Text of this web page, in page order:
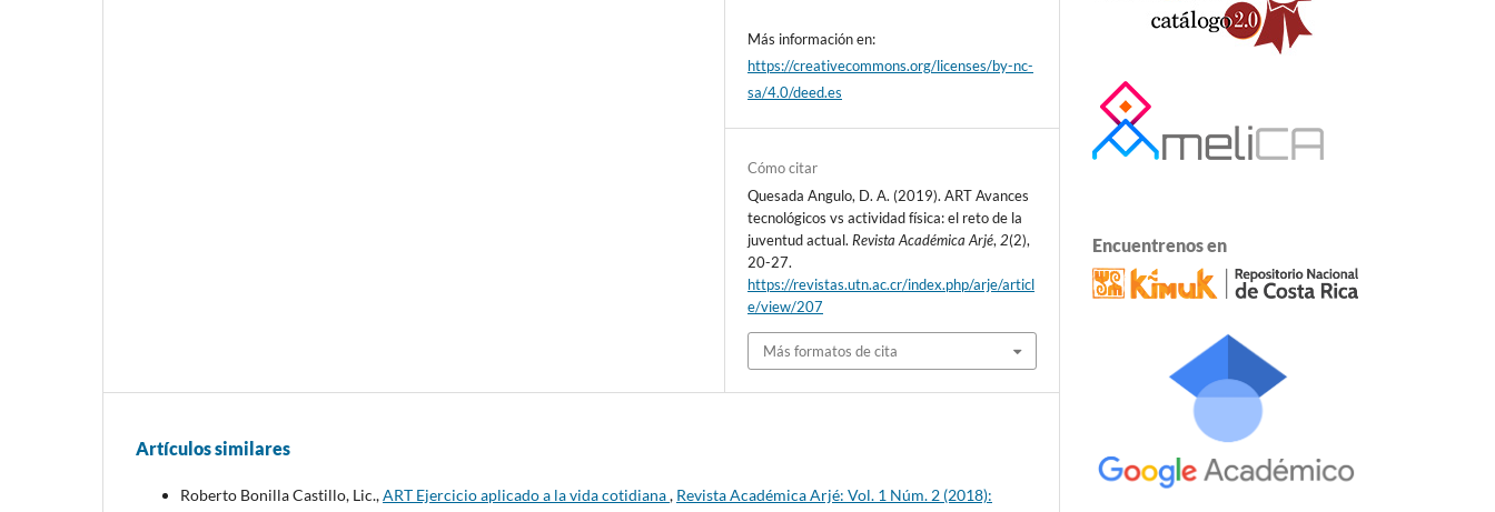
Más información en:
https://creativecommons.org/licenses/by-nc-
sa/4.0/deed.es
Cómo citar
Quesada Angulo, D. A. (2019). ART Avances
tecnológicos vs actividad física: el reto de la
juventud actual. Revista Académica Arjé, 2(2),
20-27.
https://revistas.utn.ac.cr/index.php/arje/articl
e/view/207
Más formatos de cita
Artículos similares
Roberto Bonilla Castillo, Lic.,ART Ejercicio aplicado a la vida cotidiana, Revista Académica Arjé: Vol. 1 Núm. 2 (2018):
Encuentrenos en